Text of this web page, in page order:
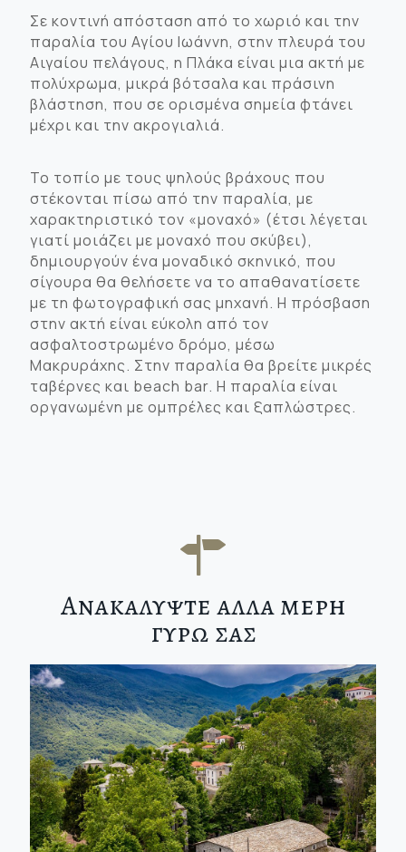
Σε κοντινή απόσταση από το χωριό και την
παραλία του Αγίου Ιωάννη, στην πλευρά του
Αιγαίου πελάγους, η Πλάκα είναι μια ακτή με
πολύχρωμα, μικρά βότσαλα και πράσινη
βλάστηση, που σε ορισμένα σημεία φτάνει
μέχρι και την ακρογιαλιά.
Το τοπίο με τους ψηλούς βράχους που
στέκονται πίσω από την παραλία, με
χαρακτηριστικό τον «μοναχό» (έτσι λέγεται
γιατί μοιάζει με μοναχό που σκύβει),
δημιουργούν ένα μοναδικό σκηνικό, που
σίγουρα θα θελήσετε να το απαθανατίσετε
με τη φωτογραφική σας μηχανή. Η πρόσβαση
στην ακτή είναι εύκολη από τον
ασφαλτοστρωμένο δρόμο, μέσω
Μακρυράχης. Στην παραλία θα βρείτε μικρές
ταβέρνες και beach bar. Η παραλία είναι
οργανωμένη με ομπρέλες και ξαπλώστρες.
Ανακαλυψτε αλλα μερη
γυρω σας